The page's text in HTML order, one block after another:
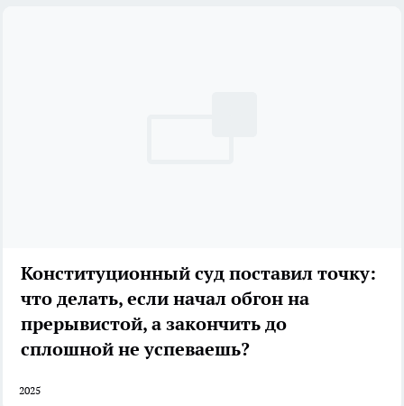
Конституционный суд поставил точку:
что делать, если начал обгон на
прерывистой, а закончить до
сплошной не успеваешь?
2025